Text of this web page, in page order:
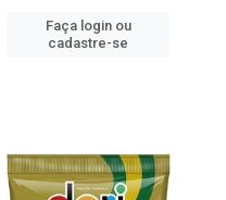
Faça login ou
cadastre-se